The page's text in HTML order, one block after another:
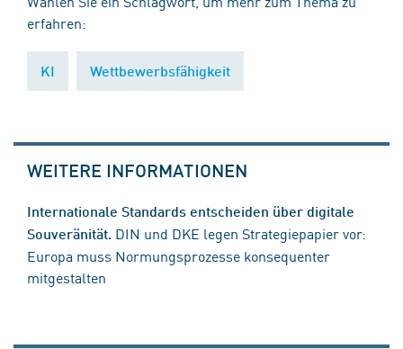
erfahren:
KI Wettbewerbsfähigkeit
WEITERE INFORMATIONEN
Internationale Standards entscheiden über digitale
Souveränität. DIN und DKE legen Strategiepapier vor:
Europa muss Normungsprozesse konsequenter
mitgestalten